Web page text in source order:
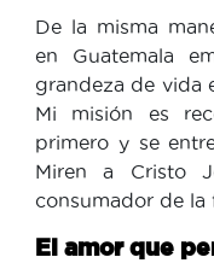
De la misma
en Guatemala
grandeza de vida
Mi misión es
primero y se
Miren a Cristo
consumador de la
El amor que